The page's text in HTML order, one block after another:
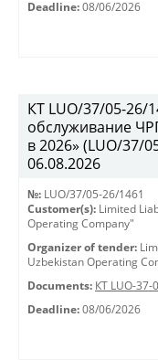
Deadline: 08/06/2026
КТ LUO/37/05-26/
обслуживание
в 2026» (LUO/37/
06.08.2026
№: LUO/37/05-26/1461
Customer(s): Limited
Operating Company"
Organizer of tender:
Uzbekistan Operating
Documents: КТ LUO-37-
Deadline: 08/06/2026